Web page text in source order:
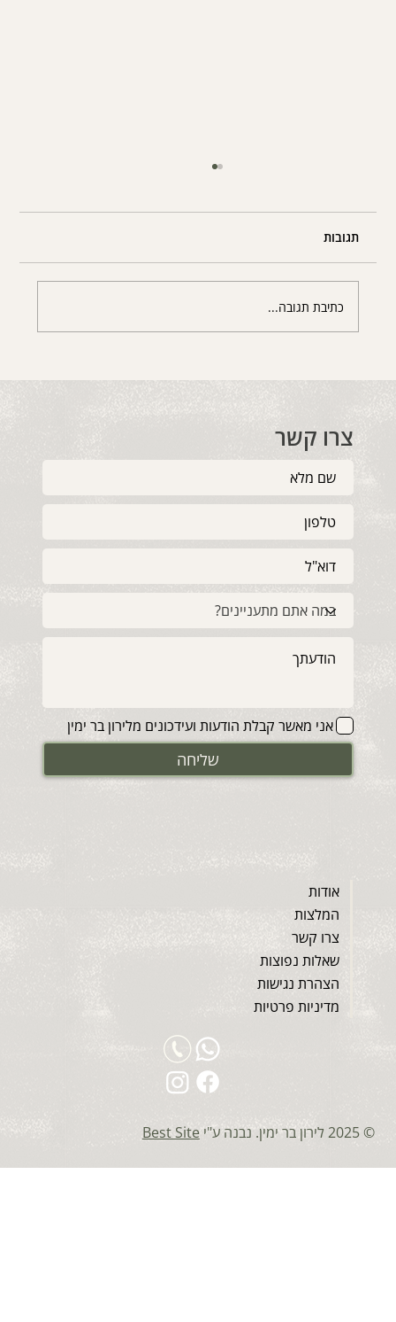
תגובות
כתיבת תגובה...
צרו קשר
אני מאשר קבלת הודעות ועידכונים מלירון בר ימין
שליחה
אודות
המלצות
צרו קשר
שאלות נפוצות
הצהרת נגישות
מדיניות פרטיות
© 2025 לירון בר ימין. נבנה ע"י Best Site